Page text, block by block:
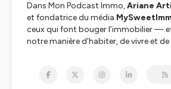
Dans Mon Podcast Immo,Ariane
et fondatrice du média
ceux qui font bouger l’immobilier —
notre manière d’habiter, de vivre et de
Dirigeants, experts, artistes ou